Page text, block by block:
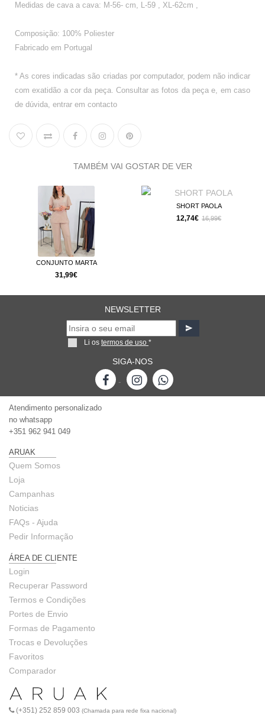
Medidas de cava a cava: M-56- cm, L-59 , XL-62cm ,
Composição: 100% Poliester
Fabricado em Portugal
* As cores indicadas são criadas por computador, podem não indicar
com exatidão a cor da peça. Consultar as fotos da peça e, em caso
de dúvida, entrar em contacto
TAMBÉM VAI GOSTAR DE VER
CONJUNTO MARTA
31,99€
SHORT PAOLA
12,74€ 16,99€
NEWSLETTER
Li os termos de uso *
SIGA-NOS
-
Atendimento personalizado
no whatsapp
+351 962 941 049
ARUAK
Quem Somos
Loja
Campanhas
Noticias
FAQs - Ajuda
Pedir Informação
ÁREA DE CLIENTE
Login
Recuperar Password
Termos e Condições
Portes de Envio
Formas de Pagamento
Trocas e Devoluções
Favoritos
Comparador
(+351) 252 859 003 (Chamada para rede fixa nacional)